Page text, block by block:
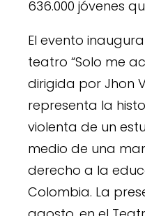
636.000 jóvenes
El evento
teatro “Solo me
dirigida por Jhon
representa la
violenta de un
medio de una
derecho a la
Colombia. La